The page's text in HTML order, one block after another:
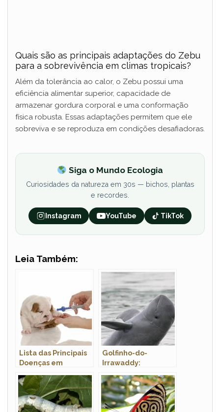
Quais são as principais adaptações do Zebu
para a sobrevivência em climas tropicais?
Além da tolerância ao calor, o Zebu possui uma
eficiência alimentar superior, capacidade de
armazenar gordura corporal e uma conformação
física robusta. Essas adaptações permitem que ele
sobreviva e se reproduza em condições desafiadoras.
Siga o Mundo Ecologia
Curiosidades da natureza em 30s — bichos, plantas
e recordes.
Instagram YouTube TikTok
Leia Também:
Lista das Principais
Doenças em
e Tratamento
Golfinho-do-
Irrawaddy:
Nome Cientifico e
Fotos